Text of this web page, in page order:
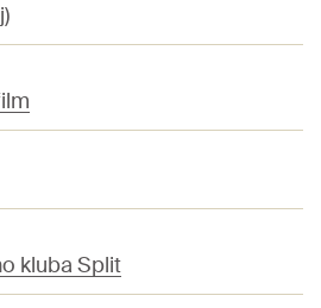
kluba Split